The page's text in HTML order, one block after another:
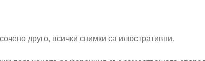
друго, всички снимки са илюстративни.